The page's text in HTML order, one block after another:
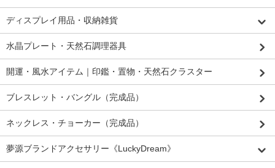
ディスプレイ用品・収納雑貨
水晶プレート・天然石調理器具
開運・風水アイテム｜印鑑・置物・天然石クラスター
ブレスレット・バングル（完成品）
ネックレス・チョーカー（完成品）
夢源ブランドアクセサリー《LuckyDream》